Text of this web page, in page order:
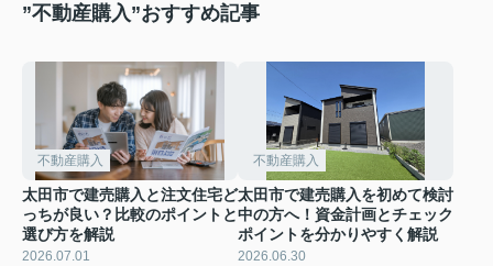
”不動産購入”おすすめ記事
不動産購入
太田市で建売購入と注文住宅ど
っちが良い？比較のポイントと
選び方を解説
2026.07.01
不動産購入
太田市で建売購入を初めて検討
中の方へ！資金計画とチェック
ポイントを分かりやすく解説
2026.06.30